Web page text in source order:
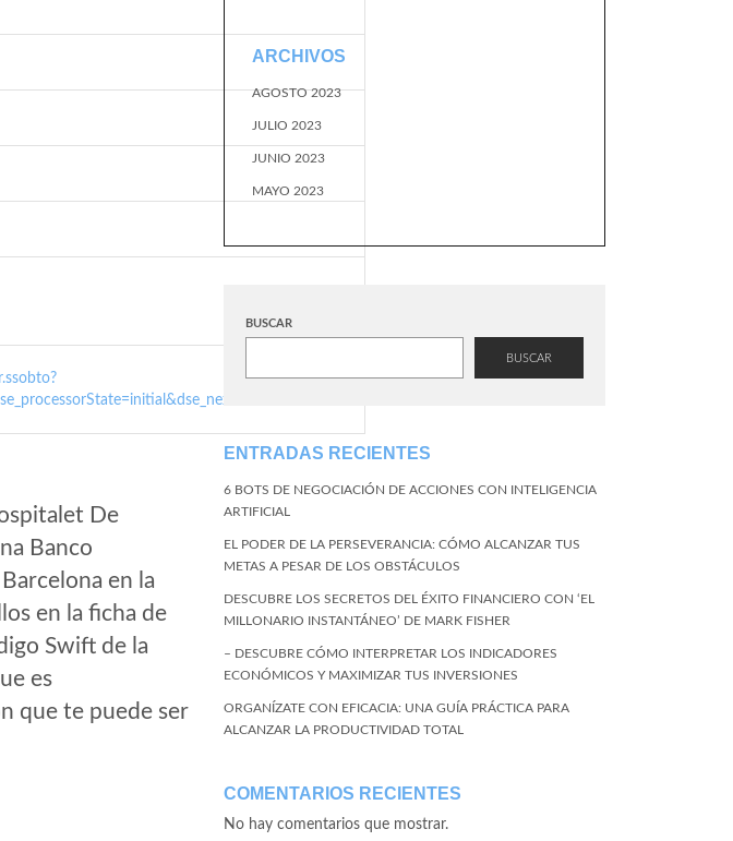
De
Banco
en la
en la ficha de
Swift de la
es
que te puede ser
ARCHIVOS
AGOSTO 2023
JULIO 2023
JUNIO 2023
MAYO 2023
BUSCAR
BUSCAR
ENTRADAS RECIENTES
6 BOTS DE NEGOCIACIÓN DE ACCIONES CON INTELIGENCIA
ARTIFICIAL
EL PODER DE LA PERSEVERANCIA: CÓMO ALCANZAR TUS
METAS A PESAR DE LOS OBSTÁCULOS
DESCUBRE LOS SECRETOS DEL ÉXITO FINANCIERO CON ‘EL
MILLONARIO INSTANTÁNEO’ DE MARK FISHER
– DESCUBRE CÓMO INTERPRETAR LOS INDICADORES
ECONÓMICOS Y MAXIMIZAR TUS INVERSIONES
ORGANÍZATE CON EFICACIA: UNA GUÍA PRÁCTICA PARA
ALCANZAR LA PRODUCTIVIDAD TOTAL
COMENTARIOS RECIENTES
No hay comentarios que mostrar.